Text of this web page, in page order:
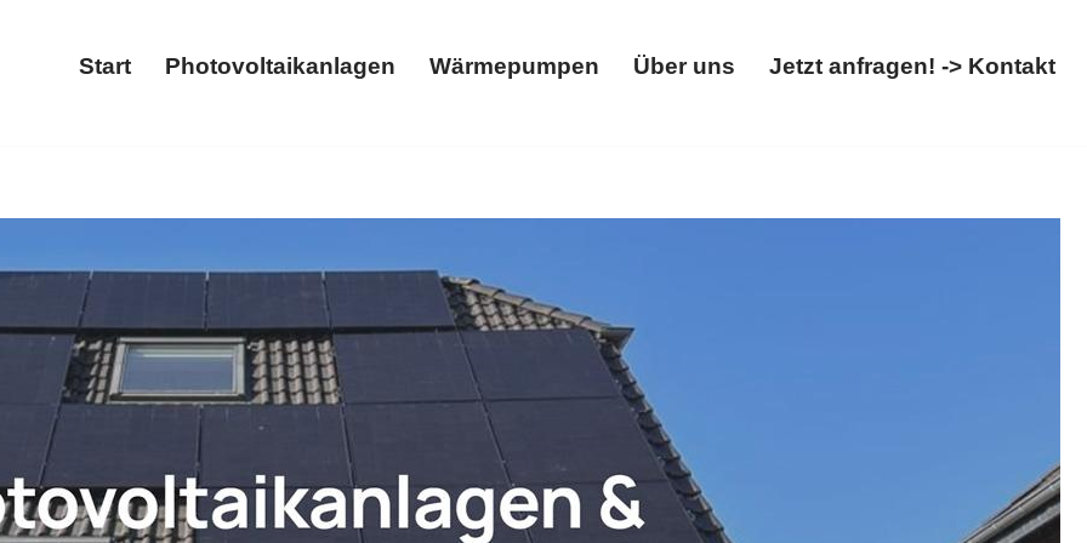
Start Photovoltaikanlagen Wärmepumpen Über uns Jetzt anfragen! -> Kontakt
Stromspeicher, Photovoltaikanlage, Wallbox verfügbar. Haben Sie gesucht:
oder ✓Wallbox in Idelberg. ➡️ 𝐖𝐎𝐋𝐓𝐈𝐂𝐒, Ihr PV-Fachmann. Lassen Sie sich von uns begeistern ✉.